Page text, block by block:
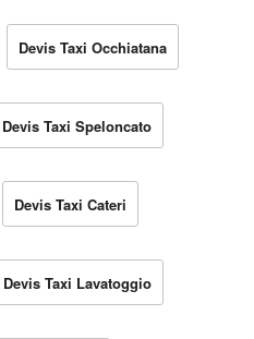
Devis Taxi Occhiatana
Devis Taxi Speloncato
Devis Taxi Cateri
Devis Taxi Lavatoggio